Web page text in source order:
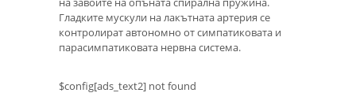
Гладките мускули на лакътната артерия се
контролират автономно от симпатиковата и
парасимпатиковата нервна система.
$config[ads_text2] not found